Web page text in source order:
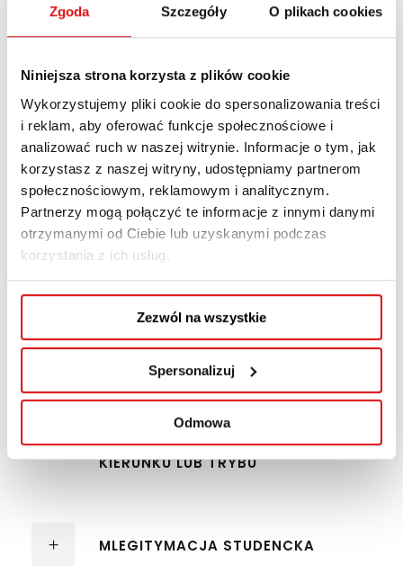
Zgoda Szczegóły O plikach cookies
Niniejsza strona korzysta z plików cookie
Wykorzystujemy pliki cookie do spersonalizowania treści
i reklam, aby oferować funkcje społecznościowe i
analizować ruch w naszej witrynie. Informacje o tym, jak
korzystasz z naszej witryny, udostępniamy partnerom
społecznościowym, reklamowym i analitycznym.
Partnerzy mogą połączyć te informacje z innymi danymi
otrzymanymi od Ciebie lub uzyskanymi podczas
korzystania z ich usług.
Zezwól na wszystkie
Spersonalizuj
Odmowa
Dziekanat - Ogłoszenia
KARTA OBIEGOWA
NOWE GODZINY OBSŁUGI
STUDENTÓW W SEMESTRZE LETNIM
PLANY ZAJĘĆ NA SEMESTR LETNI
2025/2026
TERMIN SKŁADANIA PODAŃ O
POWTARZANIE NAUKI /
WZNOWIENIE STUDIÓW / PRZYJĘCIE
NA PODSTAWIE RÓŻNIC
PROGRAMOWYCH / ZMIANĘ
KIERUNKU LUB TRYBU
MLEGITYMACJA STUDENCKA